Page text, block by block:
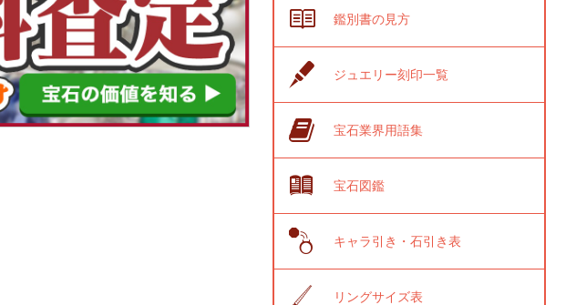
鑑別書の見方
ジュエリー刻印一覧
宝石業界用語集
宝石図鑑
キャラ引き・石引き表
リングサイズ表